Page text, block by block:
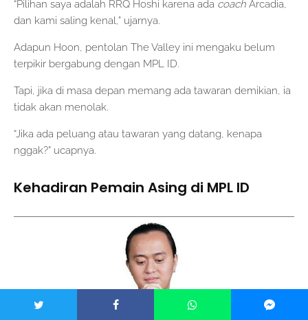
“Pilihan saya adalah RRQ Hoshi karena ada coach Arcadia,
dan kami saling kenal,” ujarnya.
Adapun Hoon, pentolan The Valley ini mengaku belum
terpikir bergabung dengan MPL ID.
Tapi, jika di masa depan memang ada tawaran demikian, ia
tidak akan menolak.
“Jika ada peluang atau tawaran yang datang, kenapa
nggak?” ucapnya.
Kehadiran Pemain Asing di MPL ID